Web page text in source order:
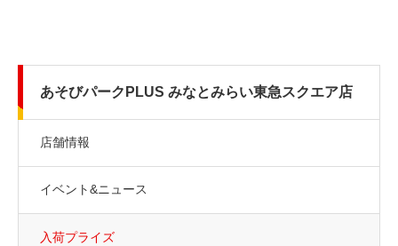
あそびパークPLUS みなとみらい東急スクエア店
店舗情報
イベント&ニュース
入荷プライズ